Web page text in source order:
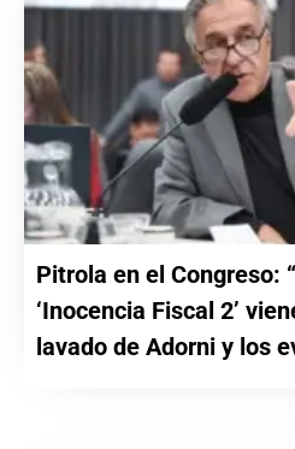
Pitrola en el Congreso:
‘Inocencia Fiscal 2’
lavado de Adorni y los